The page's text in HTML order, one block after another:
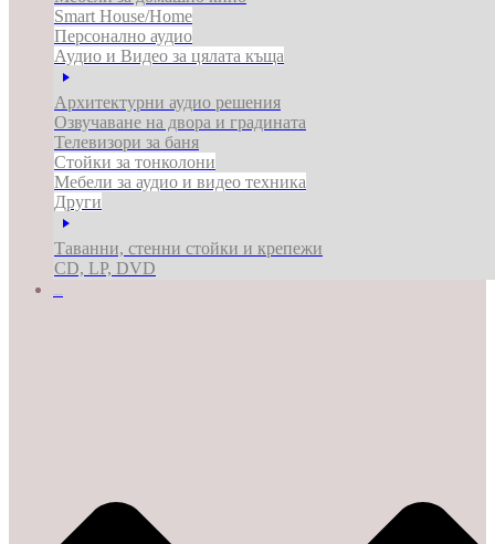
Smart House/Home
Персонално аудио
Аудио и Видео за цялата къща
Архитектурни аудио решения
Озвучаване на двора и градината
Телевизори за баня
Стойки за тонколони
Мебели за аудио и видео техника
Други
Таванни, стенни стойки и крепежи
CD, LP, DVD